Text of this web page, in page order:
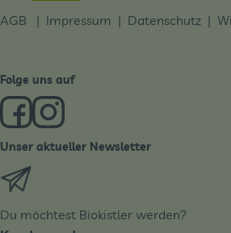
AGB | Impressum | Datenschutz |
Folge uns auf
Externer Link zu https://
Externer Link zu https://
Unser aktueller Newsletter
Du möchtest Biokistler werden?